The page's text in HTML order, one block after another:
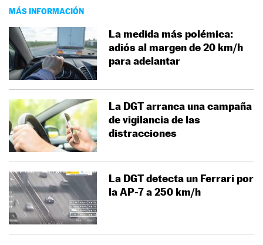
MÁS INFORMACIÓN
La medida más polémica:
adiós al margen de 20 km/h
para adelantar
La DGT arranca una campaña
de vigilancia de las
distracciones
La DGT detecta un Ferrari por
la AP-7 a 250 km/h